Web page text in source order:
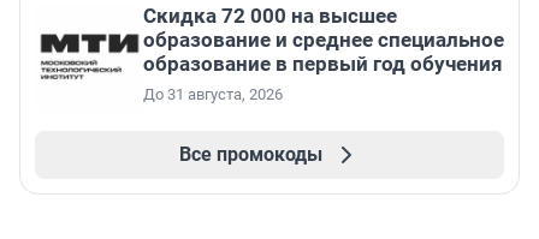
Скидка 72 000 на высшее
образование и среднее специальное
образование в первый год обучения
До 31 августа, 2026
Все промокоды